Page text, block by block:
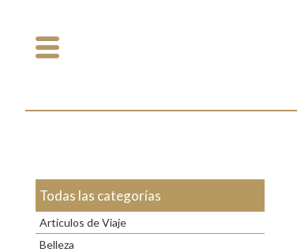
Todas las categorías
Artículos de Viaje
Belleza